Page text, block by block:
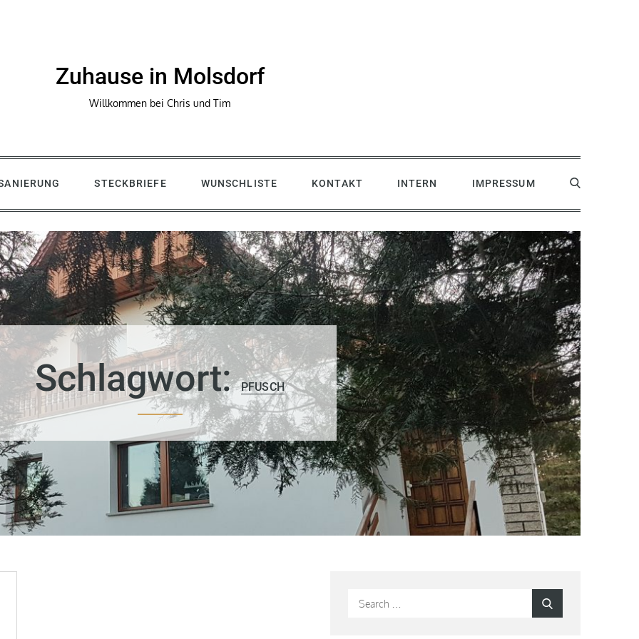
Zuhause in Molsdorf
Willkommen bei Chris und Tim
STECKBRIEFE WUNSCHLISTE KONTAKT INTERN IMPRESSUM
Schlagwort:PFUSCH
Search